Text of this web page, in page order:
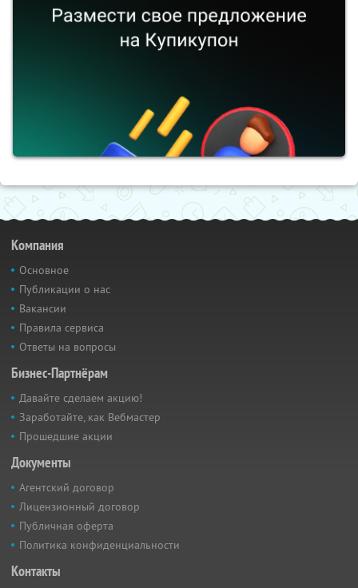
Компания
Основное
Публикации о нас
Вакансии
Правила сервиса
Ответы на вопросы
Бизнес-Партнёрам
Давайте сделаем акцию!
Заработайте, как Вебмастер
Прошедшие акции
Документы
Агентский договор
Лицензионный договор
Публичная оферта
Политика конфиденциальности
Контакты